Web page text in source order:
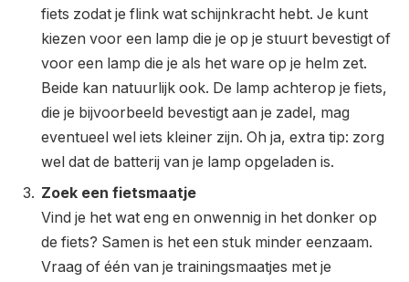
fiets zodat je flink wat schijnkracht hebt. Je kunt
kiezen voor een lamp die je op je stuurt bevestigt of
voor een lamp die je als het ware op je helm zet.
Beide kan natuurlijk ook. De lamp achterop je fiets,
die je bijvoorbeeld bevestigt aan je zadel, mag
eventueel wel iets kleiner zijn. Oh ja, extra tip: zorg
wel dat de batterij van je lamp opgeladen is.
Zoek een fietsmaatje
Vind je het wat eng en onwennig in het donker op
de fiets? Samen is het een stuk minder eenzaam.
Vraag of één van je trainingsmaatjes met je